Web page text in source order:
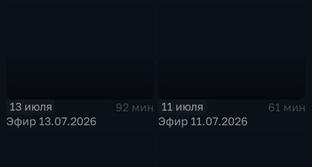
13 июля
92 мин
Эфир 13.07.2026
11 июля
61 мин
Эфир 11.07.2026